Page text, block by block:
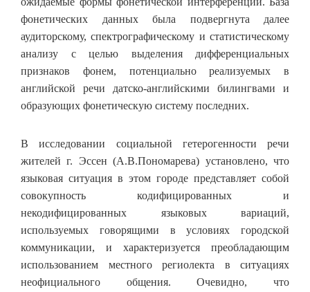
фонетических данных была подвергнута далее
аудиторскому, спектрографическому и статистическому
анализу с целью выделения дифференциальных
признаков фонем, потенциально реализуемых в
английской речи датско-английскими билингвами и
образующих фонетическую систему последних.
В исследовании социальной гетерогенности речи
жителей г. Эссен (А.В.Пономарева) установлено, что
языковая ситуация в этом городе представляет собой
совокупность кодифицированных и
некодифицированных языковых вариаций,
используемых говорящими в условиях городской
коммуникации, и характеризуется преобладающим
использованием местного региолекта в ситуациях
неофициального общения. Очевидно, что